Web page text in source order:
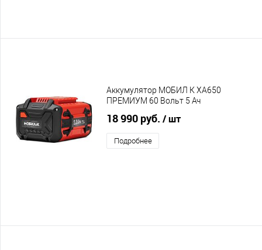
Аккумулятор МОБИЛ К XA650
ПРЕМИУМ 60 Вольт 5 Ач
18 990 руб. / шт
Подробнее